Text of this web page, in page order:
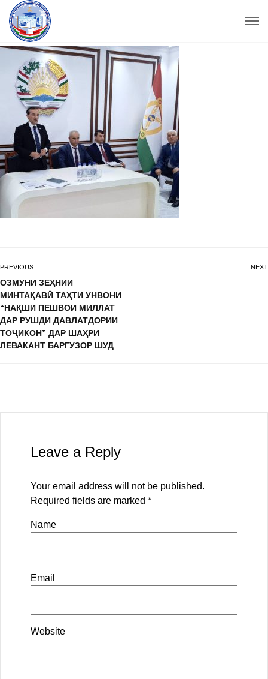
PREVIOUS
ОЗМУНИ ЗЕҲНИИ
МИНТАҚАВӢ ТАҲТИ УНВОНИ
“НАҚШИ ПЕШВОИ МИЛЛАТ
ДАР РУШДИ ДАВЛАТДОРИИ
ТОҶИКОН” ДАР ШАҲРИ
ЛЕВАКАНТ БАРГУЗОР ШУД
NEXT
Leave a Reply
Your email address will not be published.
Required fields are marked *
Name
Email
Website